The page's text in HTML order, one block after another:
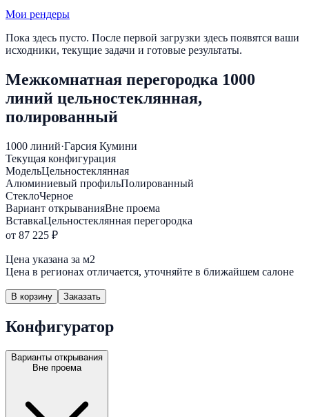
Мои рендеры
Пока здесь пусто. После первой загрузки здесь появятся ваши
исходники, текущие задачи и готовые результаты.
Межкомнатная перегородка 1000
линий цельностеклянная,
полированный
1000 линий·Гарсия Кумини
Текущая конфигурация
МодельЦельностеклянная
Алюминиевый профильПолированный
СтеклоЧерное
Вариант открыванияВне проема
ВставкаЦельностеклянная перегородка
от 87 225 ₽
Цена указана за м2
Цена в регионах отличается, уточняйте в ближайшем салоне
В корзину Заказать
Конфигуратор
Варианты открывания
Вне проема